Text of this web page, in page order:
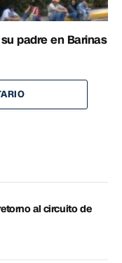
padre en Barinas
al circuito de